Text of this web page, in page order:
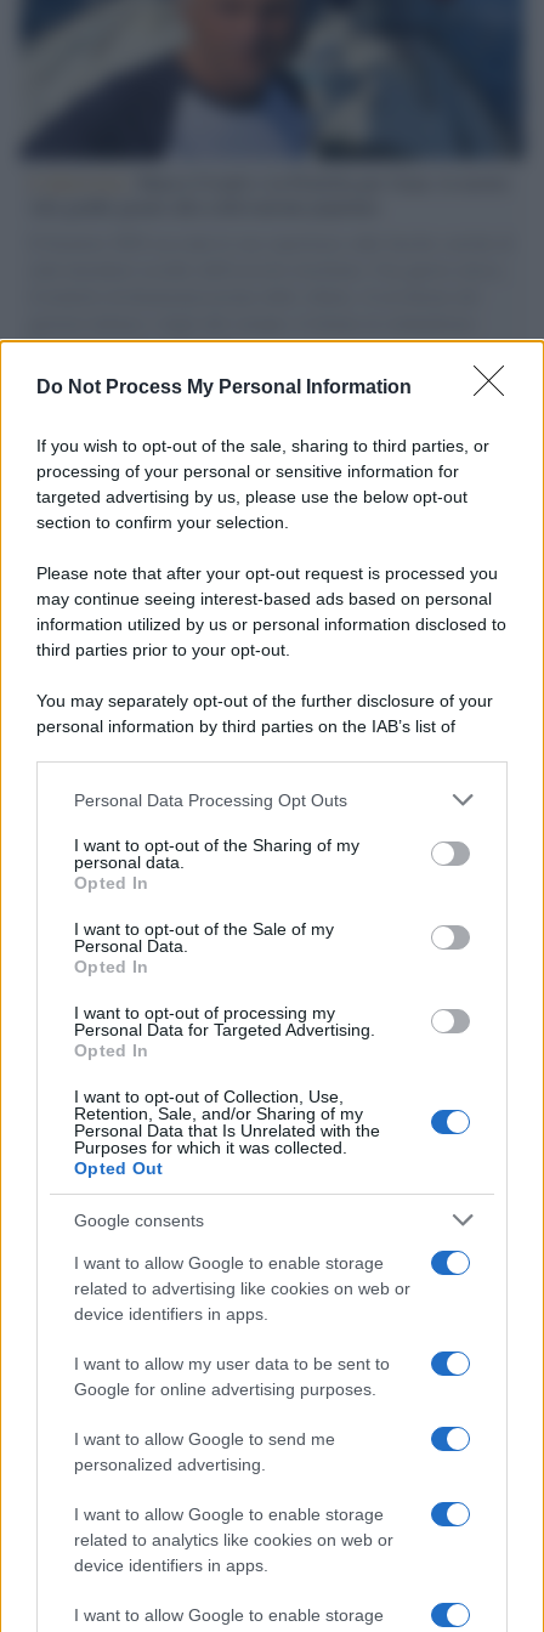
Do Not Process My Personal Information
If you wish to opt-out of the sale, sharing to third parties, or
processing of your personal or sensitive information for
targeted advertising by us, please use the below opt-out
section to confirm your selection.
Please note that after your opt-out request is processed you
may continue seeing interest-based ads based on personal
information utilized by us or personal information disclosed to
third parties prior to your opt-out.
You may separately opt-out of the further disclosure of your
personal information by third parties on the IAB’s list of
This information may also be disclosed by us to third parties
disclose it to other third parties.
Please note that this website/app uses one or more Google
services and may gather and store information including but
not limited to your visit or usage behaviour. You may click to
grant or deny consent to Google and its third-party tags to
consent section.
Personal Data Processing Opt Outs
I want to opt-out of the Sharing of my
personal data.
Opted In
I want to opt-out of the Sale of my
Personal Data.
Opted In
I want to opt-out of processing my
Personal Data for Targeted Advertising.
Opted In
I want to opt-out of Collection, Use,
Retention, Sale, and/or Sharing of my
Personal Data that Is Unrelated with the
Purposes for which it was collected.
Opted Out
Google consents
I want to allow Google to enable storage
related to advertising like cookies on web or
device identifiers in apps.
I want to allow my user data to be sent to
Google for online advertising purposes.
I want to allow Google to send me
personalized advertising.
I want to allow Google to enable storage
related to analytics like cookies on web or
device identifiers in apps.
I want to allow Google to enable storage
L'importanza dei movimenti.
contratto per un rudimentale avamposto militare a Gaza
Farla Amare Comincia Tu – Opera Sila”
Il ricordo / Le radici di Francesco Guccini
scandali
Chi siamo
Contributors
Facebook
Syndication
Globalist
Globalscience
Globalsport
Salute
GiULia
Giornale dello
Spettacolo